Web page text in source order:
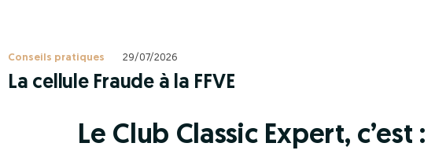
Conseils pratiques 29/07/2026
La cellule Fraude à la FFVE
Le Club Classic Expert, c’est :